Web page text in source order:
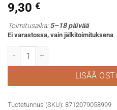
9,30 €
Toimitusaika:5–18 päivää
Ei varastossa, vain jälkitoimituksena
Rembrandt öljy 40ml 410
LISÄÄ
Tuotetunnus (SKU): 8712079058999